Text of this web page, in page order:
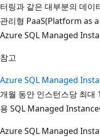
터링과 같은 대부분의 데이
관리형 PaaS(Platform as
Azure SQL Managed
참고
Azure SQL Managed
개월 동안 인스턴스당 최대
용 SQL Managed
Azure SQL Managed